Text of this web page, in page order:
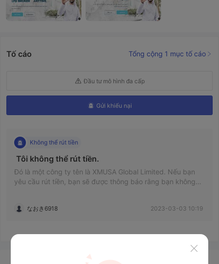
Tố cáo Tổng cộng 1 mục tố cáo
Đầu tư mô hình đa cấp
Gửi khiếu nại
Không thể rút tiền
Đó là một công ty tên là XMUSA Global Limited. Nếu bạn
yêu cầu rút tiền, bạn sẽ được thông báo rằng bạn không
không thể rút ngay cả khi tôi trả tiền. Nếu bạn nói với họ
ủng hộ một người tự xưng là chủ tịch công ty làm đẹp mình
なおき6918 2023-03-03 10:19